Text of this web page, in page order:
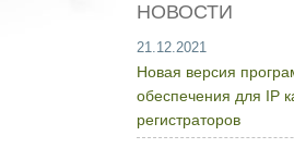
НОВОСТИ
21.12.2021
Новая версия
обеспечения для IP
регистраторов